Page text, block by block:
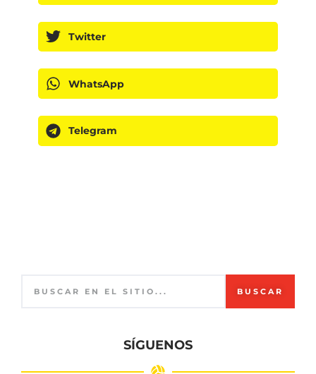
Twitter
WhatsApp
Telegram
BUSCAR
SÍGUENOS